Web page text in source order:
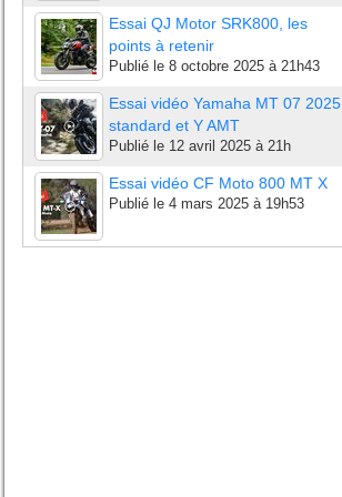
Essai QJ Motor SRK800, les
points à retenir
Publié le 8 octobre 2025 à 21h43
Essai vidéo Yamaha MT 07 2025
standard et Y AMT
Publié le 12 avril 2025 à 21h
Essai vidéo CF Moto 800 MT X
Publié le 4 mars 2025 à 19h53